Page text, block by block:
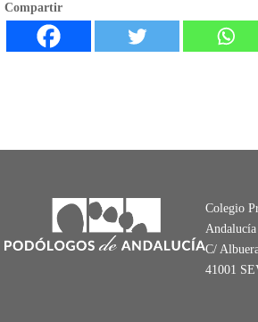
Compartir
Colegio
Andalucía
C/
41001